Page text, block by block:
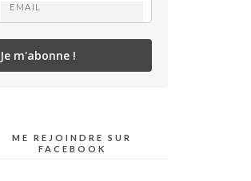
Je m'abonne !
ME REJOINDRE SUR
FACEBOOK